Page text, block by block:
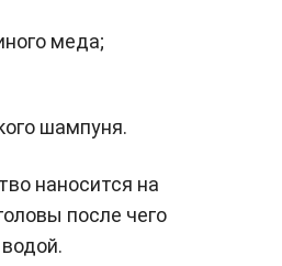
меда;
шампуня.
наносится на
после чего